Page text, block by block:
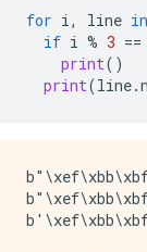
for i, line in
if i % 3 ==
print()
print(line.